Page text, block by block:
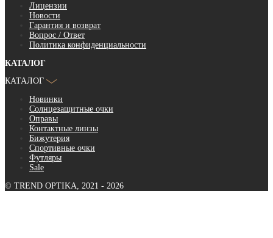
Лицензии
Новости
Гарантия и возврат
Вопрос / Ответ
Политика конфиденциальности
КАТАЛОГ
КАТАЛОГ
Новинки
Солнцезащитные очки
Оправы
Контактные линзы
Бижутерия
Спортивные очки
Футляры
Sale
© TREND OPTIKA, 2021 - 2026